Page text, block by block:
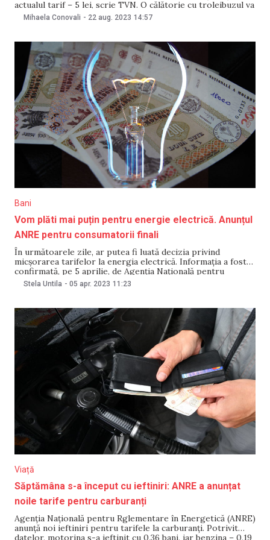
actualul tarif – 5 lei, scrie TVN. O călătorie cu troleibuzul va
costa 4 lei din 1 octombrie 2023. Decizia a fost aprobată în
cadrul şedinţei Consiliului municipal
Mihaela Conovali - 22 aug. 2023 14:57
Bani
Vom plăti mai puțin pentru energie electrică. Anunțul
ANRE pentru consumatorii finali
În următoarele zile, ar putea fi luată decizia privind
micșorarea tarifelor la energia electrică. Informația a fost
confirmată, pe 5 aprilie, de Agenția Națională pentru
Reglementare în Energetică (ANRE). „În urma analizelor
preliminare efectuate de specialiștii din cadrul Agenției,
constatat premise
Stela Untila - 05 apr. 2023 11:23
Viață
Săptămâna s-a început cu ieftiniri: ANRE a anunțat
noile tarife pentru carburanți
Agenția Națională pentru Rglementare în Energetică (ANRE)
anunță noi ieftiniri pentru tarifele la carburanți. Potrivit
datelor, motorina s-a ieftinit cu 0,36 bani, iar benzina – 0,19